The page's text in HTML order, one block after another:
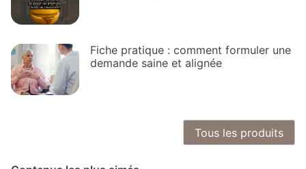
Fiche pratique : comment formuler une
demande saine et alignée
Tous les produits